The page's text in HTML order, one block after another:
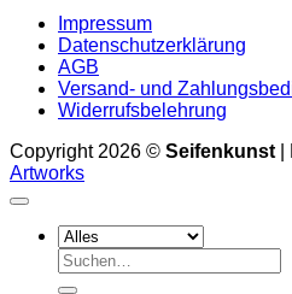
Impressum
Datenschutzerklärung
AGB
Versand- und
Widerrufsbelehrung
Copyright 2026 © Seifenkunst
Artworks
Suche
nach: